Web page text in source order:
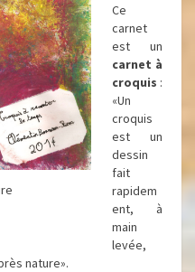
Ce
carnet
est un
carnet à
croquis :
«Un
croquis
est un
dessin
fait
rapidem
ent, à
main
levée,
nature».